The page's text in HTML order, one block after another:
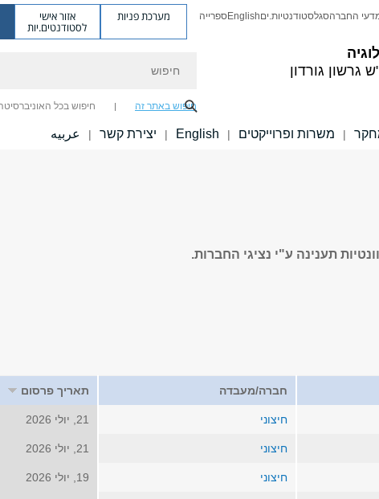
גרשון גורדון
החברהסגלסטודנטיות.יםEnglishספרייה מערכת פניות אזור אישי
לסטודנטים.יות
חיפוש באתר זה חיפוש בכל
| משרות ופרוייקטים |
English
| יצירת קשר | عربيه
תענינה ע"י נציגי החברות.
חברה/מעבדה תאריך פרסום
חיצוני 21, יולי 2026
חיצוני 21, יולי 2026
חיצוני 19, יולי 2026